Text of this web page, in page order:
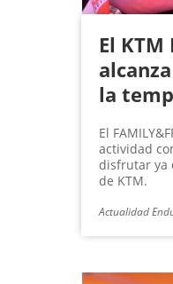
El KTM
la
El
actividad
disfrutar ya
de KTM.
Actualidad